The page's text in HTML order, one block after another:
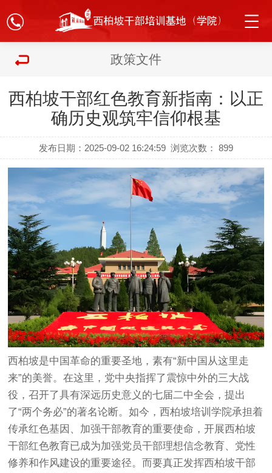
政策文件
西柏坡干部红色教育新指南：以正
确历史观筑牢信仰根基
发布日期：2025-09-02 16:24:59 浏览次数： 899
西柏坡是中国革命的重要圣地，素有“新中国从这里走
来”的美誉。在这里，党中央指挥了震惊中外的三大战
役，召开了具有深远历史意义的七届二中全会，提出
了“两个务必”的著名论断。如今，西柏坡培训学院承担着
传承红色基因、加强干部教育的重要使命，开展西柏坡
干部红色教育已成为加强党员干部理想信念教育、党性
修养和作风建设的重要途径。而要真正发挥西柏坡干部